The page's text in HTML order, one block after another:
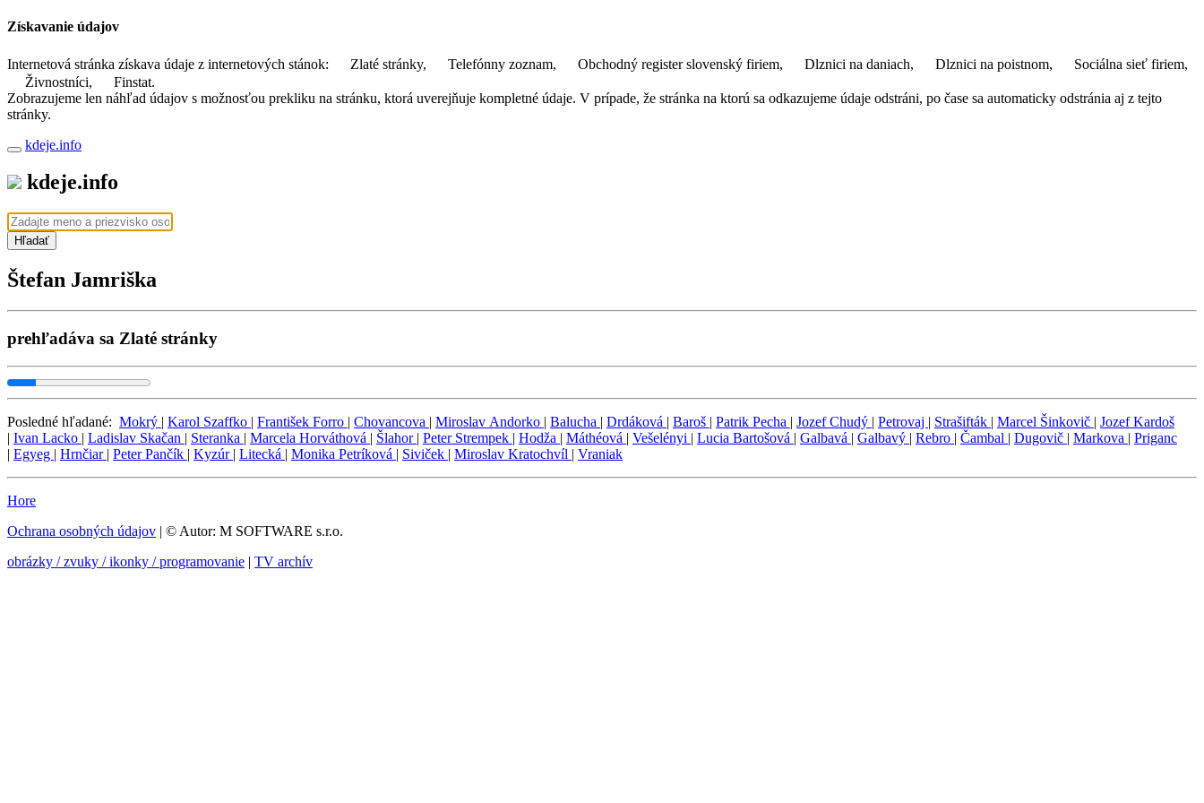
Získavanie údajov
Internetová stránka získava údaje z internetových stánok: Zlaté stránky, Telefónny zoznam, Obchodný register slovenský firiem, Dlznici na daniach, Dlznici na poistnom,
Sociálna sieť firiem,
Živnostníci,
Finstat.
Zobrazujeme len náhľad údajov s možnosťou prekliku na stránku, ktorá uverejňuje kompletné údaje. V prípade, že stránka na ktorú sa odkazujeme údaje odstráni, po čase sa automaticky odstránia aj z tejto
stránky.
kdeje.info
kdeje.info
Hľadať
Štefan Jamriška
prehľadáva sa Zlaté stránky
Posledné hľadané: Mokrý | Karol Szaffko | František Forro | Chovancova | Miroslav Andorko | Balucha | Drdáková | Baroš | Patrik Pecha | Jozef Chudý | Petrovaj | Strašifták | Marcel Šinkovič | Jozef Kardoš
| Ivan Lacko | Ladislav Skačan | Steranka | Marcela Horváthová | Šlahor | Peter Strempek | Hodža | Máthéová | Vešelényi | Lucia Bartošová | Galbavá | Galbavý | Rebro | Čambal | Dugovič | Markova | Priganc
| Egyeg | Hrnčiar | Peter Pančík | Kyzúr | Litecká | Monika Petríková | Siviček | Miroslav Kratochvíl | Vraniak
Hore
Ochrana osobných údajov | © Autor: M SOFTWARE s.r.o.
obrázky / zvuky / ikonky / programovanie | TV archív